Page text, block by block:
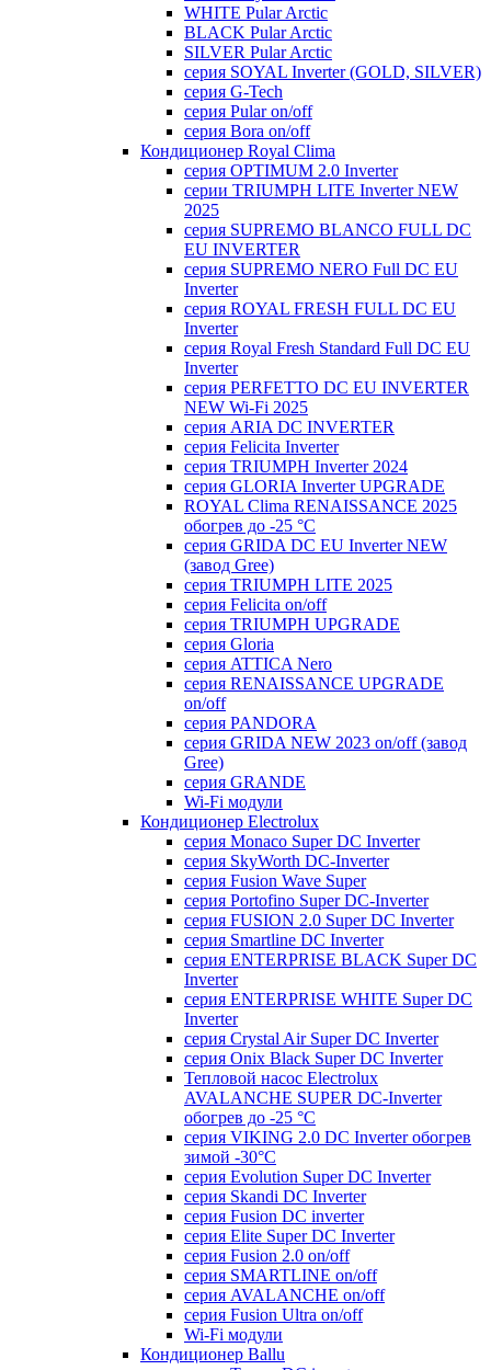
WHITE Pular Arctic
BLACK Pular Arctic
SILVER Pular Arctic
серия SOYAL Inverter (GOLD, SILVER)
серия G-Tech
серия Pular on/off
серия Bora on/off
Кондиционер Royal Clima
серия OPTIMUM 2.0 Inverter
серии TRIUMPH LITE Inverter NEW
2025
серия SUPREMO BLANCO FULL DC
EU INVERTER
серия SUPREMO NERO Full DC EU
Inverter
серия ROYAL FRESH FULL DC EU
Inverter
серия Royal Fresh Standard Full DC EU
Inverter
серия PERFETTO DC EU INVERTER
NEW Wi-Fi 2025
серия ARIA DC INVERTER
серия Felicita Inverter
серия TRIUMPH Inverter 2024
серия GLORIA Inverter UPGRADE
ROYAL Clima RENAISSANCE 2025
обогрев до -25 °С
серия GRIDA DC EU Inverter NEW
(завод Gree)
серия TRIUMPH LITE 2025
серия Felicita on/off
серия TRIUMPH UPGRADE
серия Gloria
серия ATTICA Nero
серия RENAISSANCE UPGRADE
on/off
серия PANDORA
серия GRIDA NEW 2023 on/off (завод
Gree)
серия GRANDE
Wi-Fi модули
Кондиционер Electrolux
серия Monaco Super DC Inverter
серия SkyWorth DC-Inverter
серия Fusion Wave Super
серия Portofino Super DC-Inverter
серия FUSION 2.0 Super DC Іnverter
серия Smartline DC Inverter
серия ENTERPRISE BLACK Super DC
Inverter
серия ENTERPRISE WHITE Super DC
Inverter
серия Crystal Air Super DC Inverter
серия Onix Black Super DC Inverter
Тепловой насос Electrolux
AVALANCHE SUPER DC-Inverter
обогрев до -25 °С
серия VIKING 2.0 DC Inverter обогрев
зимой -30°С
серия Evolution Super DC Inverter
серия Skandi DC Inverter
серия Fusion DC inverter
серия Elite Super DC Inverter
серия Fusion 2.0 on/off
серия SMARTLINE on/off
серия AVALANCHE on/off
серия Fusion Ultra on/off
Wi-Fi модули
Кондиционер Ballu